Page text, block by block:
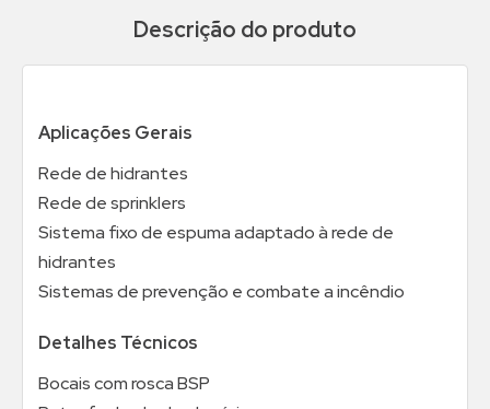
Descrição do produto
Aplicações Gerais
Rede de hidrantes
Rede de sprinklers
Sistema fixo de espuma adaptado à rede de
hidrantes
Sistemas de prevenção e combate a incêndio
Detalhes Técnicos
Bocais com rosca BSP